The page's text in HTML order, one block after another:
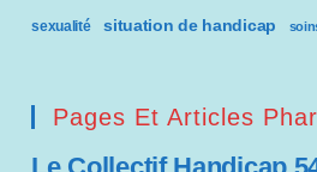
sexualité situation de handicap
Pages Et Articles